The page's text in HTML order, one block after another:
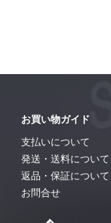
お買い物ガイド
支払いについて
発送・送料について
返品・保証について
お問合せ